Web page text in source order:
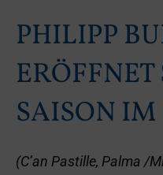
PHILIPP
ERÖFFNET
SAISON IM
(C’an Pastille, Palma /